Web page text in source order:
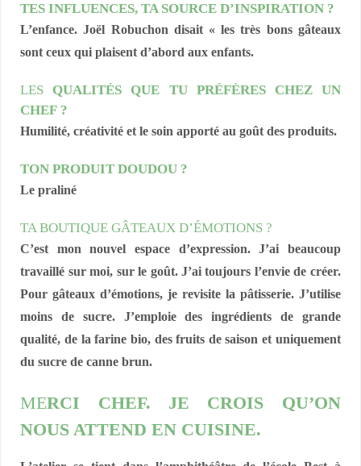
TES INFLUENCES, TA SOURCE D’INSPIRATION ?
L’enfance. Joël Robuchon disait « les très bons gâteaux
sont ceux qui plaisent d’abord aux enfants.
LES QUALITÉS QUE TU PRÉFÈRES CHEZ UN
CHEF ?
Humilité, créativité et le soin apporté au goût des produits.
TON PRODUIT DOUDOU ?
Le praliné
TA BOUTIQUE GÂTEAUX D’ÉMOTIONS ?
C’est mon nouvel espace d’expression. J’ai beaucoup
travaillé sur moi, sur le goût. J’ai toujours l’envie de créer.
Pour gâteaux d’émotions, je revisite la pâtisserie. J’utilise
moins de sucre. J’emploie des ingrédients de grande
qualité, de la farine bio, des fruits de saison et uniquement
du sucre de canne brun.
MERCI CHEF. JE CROIS QU’ON
NOUS ATTEND EN CUISINE.